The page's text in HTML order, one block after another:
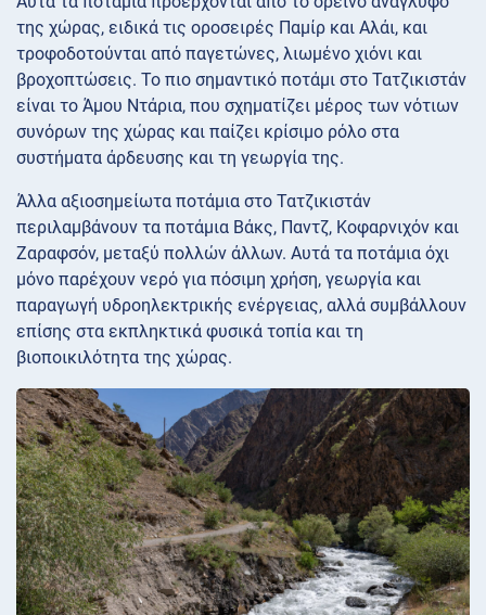
της χώρας, ειδικά τις οροσειρές Παμίρ και Αλάι, και
τροφοδοτούνται από παγετώνες, λιωμένο χιόνι και
βροχοπτώσεις. Το πιο σημαντικό ποτάμι στο Τατζικιστάν
είναι το Άμου Ντάρια, που σχηματίζει μέρος των νότιων
συνόρων της χώρας και παίζει κρίσιμο ρόλο στα
συστήματα άρδευσης και τη γεωργία της.
Άλλα αξιοσημείωτα ποτάμια στο Τατζικιστάν
περιλαμβάνουν τα ποτάμια Βάκς, Παντζ, Κοφαρνιχόν και
Ζαραφσόν, μεταξύ πολλών άλλων. Αυτά τα ποτάμια όχι
μόνο παρέχουν νερό για πόσιμη χρήση, γεωργία και
παραγωγή υδροηλεκτρικής ενέργειας, αλλά συμβάλλουν
επίσης στα εκπληκτικά φυσικά τοπία και τη
βιοποικιλότητα της χώρας.